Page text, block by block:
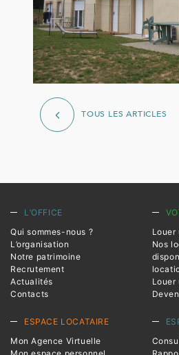
TOUS LES ARTICLES
L’OFFICE
Qui sommes-nous ?
L’organisation
Notre patrimoine
Recrutement
Actualités
Contacts
Louer
Nos
Louer
ESPACE LOCATAIRE
Mon Agence Virtuelle